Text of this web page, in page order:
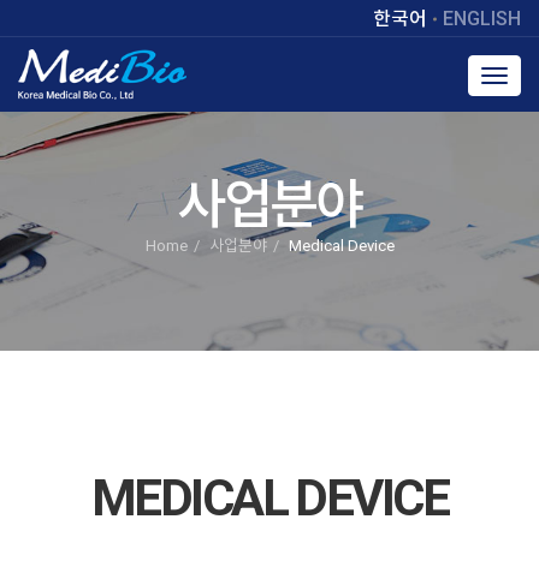
한국어 ENGLISH
사업분야
Home 사업분야 Medical Device
MEDICAL DEVICE